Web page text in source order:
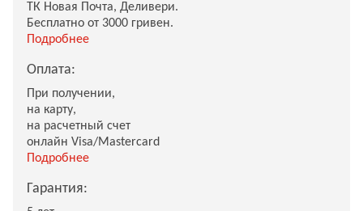
ТК Новая Почта, Деливери.
Бесплатно от 3000 гривен.
Подробнее
Оплата:
При получении,
на карту,
на расчетный счет
онлайн Visa/Mastercard
Подробнее
Гарантия: